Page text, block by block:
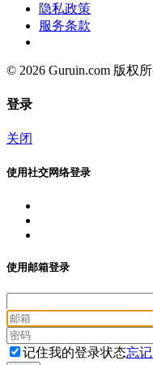
隐私政策
服务条款
© 2026 Guruin.com 版权
登录
关闭
使用社交网络登录
使用邮箱登录
记住我的登录状态忘